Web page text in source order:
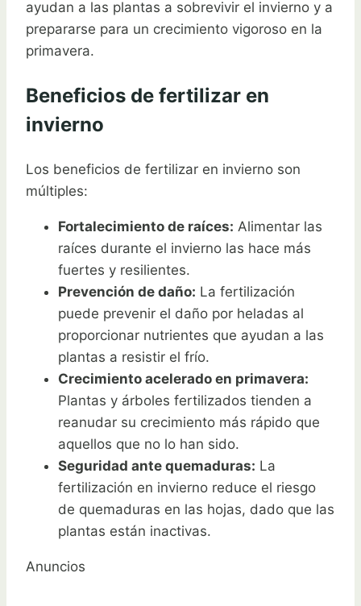
ayudan a las plantas a sobrevivir el invierno y a
prepararse para un crecimiento vigoroso en la
primavera.
Beneficios de fertilizar en
invierno
Los beneficios de fertilizar en invierno son
múltiples:
Fortalecimiento de raíces: Alimentar las
raíces durante el invierno las hace más
fuertes y resilientes.
Prevención de daño: La fertilización
puede prevenir el daño por heladas al
proporcionar nutrientes que ayudan a las
plantas a resistir el frío.
Crecimiento acelerado en primavera:
Plantas y árboles fertilizados tienden a
reanudar su crecimiento más rápido que
aquellos que no lo han sido.
Seguridad ante quemaduras: La
fertilización en invierno reduce el riesgo
de quemaduras en las hojas, dado que las
plantas están inactivas.
Anuncios